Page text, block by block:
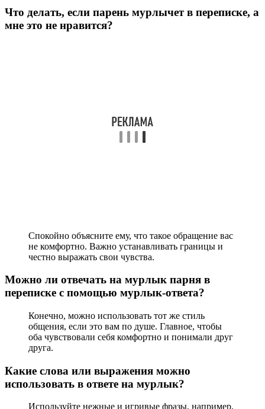
Что делать, если парень мурлычет в переписке, а
мне это не нравится?
Спокойно объясните ему, что такое обращение вас
не комфортно. Важно устанавливать границы и
честно выражать свои чувства.
Можно ли отвечать на мурлык парня в
переписке с помощью мурлык-ответа?
Конечно, можно использовать тот же стиль
общения, если это вам по душе. Главное, чтобы
оба чувствовали себя комфортно и понимали друг
друга.
Какие слова или выражения можно
использовать в ответе на мурлык?
Используйте нежные и игривые фразы, например,